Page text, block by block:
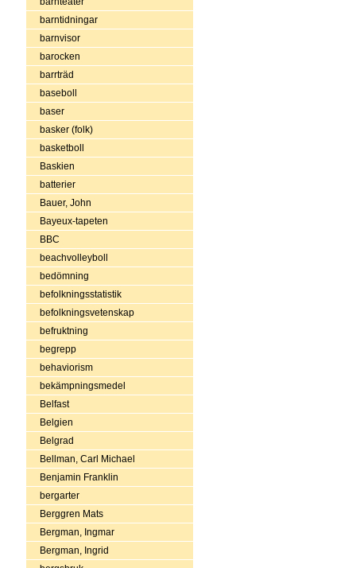
barntidningar
barnvisor
barocken
barrträd
baseboll
baser
basker (folk)
basketboll
Baskien
batterier
Bauer, John
Bayeux-tapeten
BBC
beachvolleyboll
bedömning
befolkningsstatistik
befolkningsvetenskap
befruktning
begrepp
behaviorism
bekämpningsmedel
Belfast
Belgien
Belgrad
Bellman, Carl Michael
Benjamin Franklin
bergarter
Berggren Mats
Bergman, Ingmar
Bergman, Ingrid